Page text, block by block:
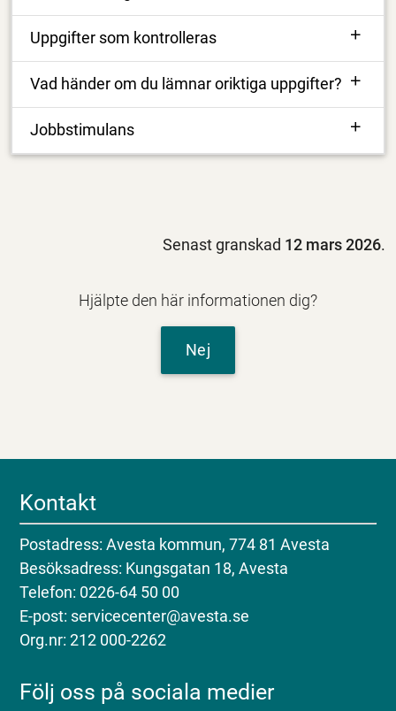
Uppgifter som kontrolleras
Vad händer om du lämnar oriktiga uppgifter?
Jobbstimulans
Senast granskad 12 mars 2026.
Hjälpte den här informationen dig?
Nej
Kontakt
Postadress: Avesta kommun, 774 81 Avesta
Besöksadress: Kungsgatan 18, Avesta
Telefon: 0226-64 50 00
E-post: servicecenter@avesta.se
Org.nr: 212 000-2262
Följ oss på sociala medier